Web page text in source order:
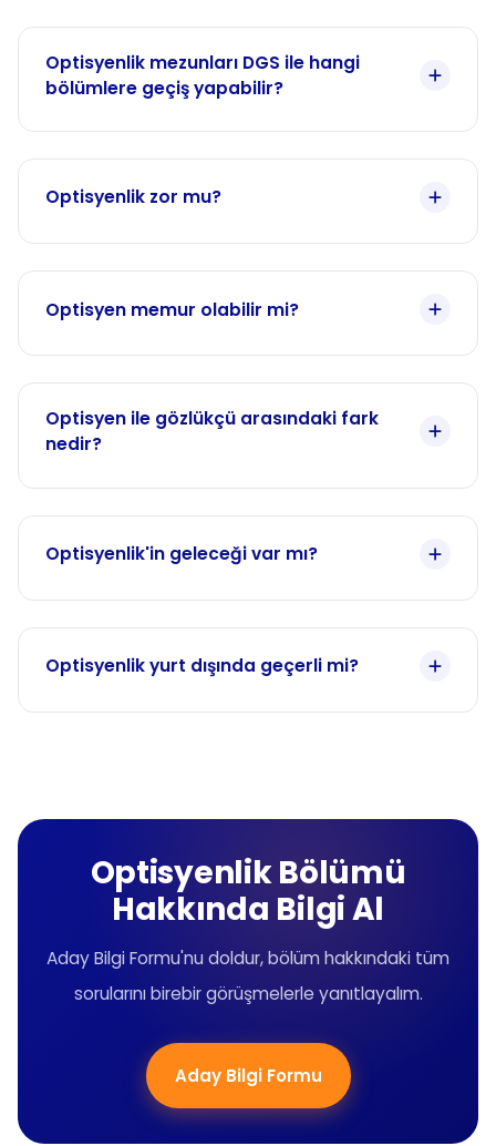
Optisyenlik mezunları DGS ile hangi
bölümlere geçiş yapabilir?
Optisyenlik zor mu?
Optisyen memur olabilir mi?
Optisyen ile gözlükçü arasındaki fark
nedir?
Optisyenlik'in geleceği var mı?
Optisyenlik yurt dışında geçerli mi?
Optisyenlik Bölümü
Hakkında Bilgi Al
Aday Bilgi Formu'nu doldur, bölüm hakkındaki tüm
sorularını birebir görüşmelerle yanıtlayalım.
Aday Bilgi Formu